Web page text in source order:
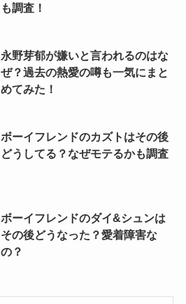
も調査！
永野芽郁が嫌いと言われるのはな
ぜ？過去の熱愛の噂も一気にまと
めてみた！
ボーイフレンドのカズトはその後
どうしてる？なぜモテるかも調査
ボーイフレンドのダイ&シュンは
その後どうなった？愛着障害な
の？